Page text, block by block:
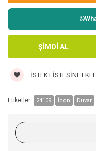
İSTEK LISTESINE EKLE
Etiketler: 24109 İcon Duvar